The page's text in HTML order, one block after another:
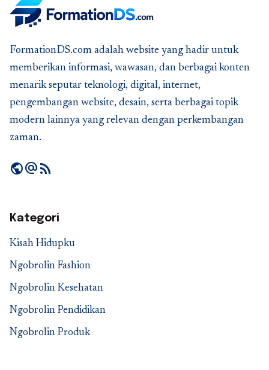
FormationDS.com adalah website yang hadir untuk
memberikan informasi, wawasan, dan berbagai konten
menarik seputar teknologi, digital, internet,
pengembangan website, desain, serta berbagai topik
modern lainnya yang relevan dengan perkembangan
zaman.
publicalternate_emailrss_feed
Kategori
Kisah Hidupku
Ngobrolin Fashion
Ngobrolin Kesehatan
Ngobrolin Pendidikan
Ngobrolin Produk